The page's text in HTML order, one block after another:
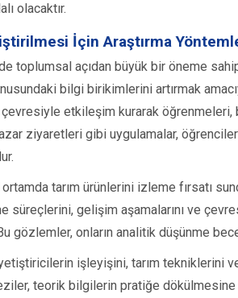
olacaktır.
İçin Araştırma
toplumsal açıdan büyük bir öneme
bilgi birikimlerini artırmak
çevresiyle etkileşim kurarak
ziyaretleri gibi uygulamalar,
tarım ürünlerini izleme fırsatı
süreçlerini, gelişim aşamalarını ve
gözlemler, onların analitik düşünme
işleyişini, tarım tekniklerini
teorik bilgilerin pratiğe